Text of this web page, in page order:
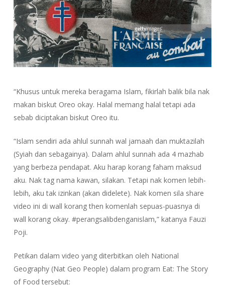
“Khusus untuk mereka beragama Islam, fikirlah balik bila nak
makan biskut Oreo okay. Halal memang halal tetapi ada
sebab diciptakan biskut Oreo itu.
“Islam sendiri ada ahlul sunnah wal jamaah dan muktazilah
(Syiah dan sebagainya). Dalam ahlul sunnah ada 4 mazhab
yang berbeza pendapat. Aku harap korang faham maksud
aku. Nak tag nama kawan, silakan. Tetapi nak komen lebih-
lebih, aku tak izinkan (akan didelete). Nak komen sila share
video ini di wall korang then komenlah sepuas-puasnya di
wall korang okay. #perangsalibdenganislam,” katanya Fauzi
Poji.
Petikan dalam video yang diterbitkan oleh National
Geography (Nat Geo People) dalam program Eat: The Story
of Food tersebut: